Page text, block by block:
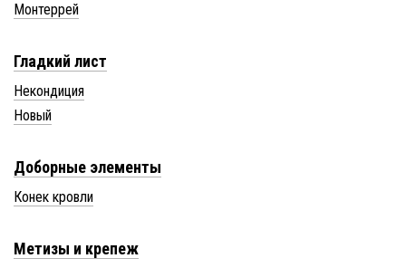
Монтеррей
Гладкий лист
Некондиция
Новый
Доборные элементы
Конек кровли
Метизы и крепеж